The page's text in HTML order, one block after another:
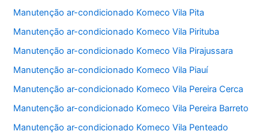
Manutenção ar-condicionado Komeco Vila Pita
Manutenção ar-condicionado Komeco Vila Pirituba
Manutenção ar-condicionado Komeco Vila Pirajussara
Manutenção ar-condicionado Komeco Vila Piauí
Manutenção ar-condicionado Komeco Vila Pereira Cerca
Manutenção ar-condicionado Komeco Vila Pereira Barreto
Manutenção ar-condicionado Komeco Vila Penteado